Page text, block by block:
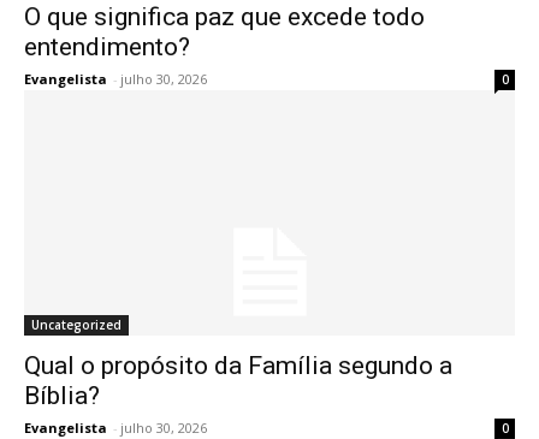
O que significa paz que excede todo
entendimento?
Evangelista - julho 30, 2026 0
Uncategorized
Qual o propósito da Família segundo a
Bíblia?
Evangelista - julho 30, 2026 0